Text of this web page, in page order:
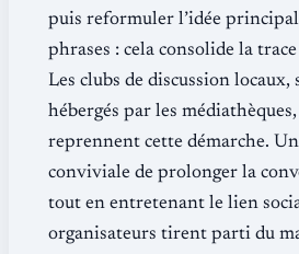
puis reformuler l’idée
phrases : cela consolide la
Les clubs de discussion locaux,
hébergés par les médiathèques,
reprennent cette démarche.
conviviale de prolonger la
tout en entretenant le lien
organisateurs tirent parti du